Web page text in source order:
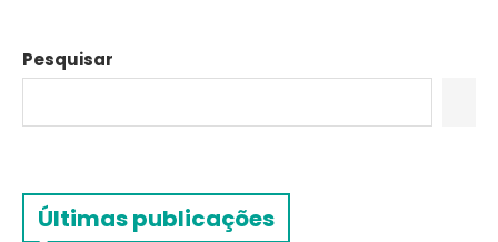
Pesquisar
Últimas publicações